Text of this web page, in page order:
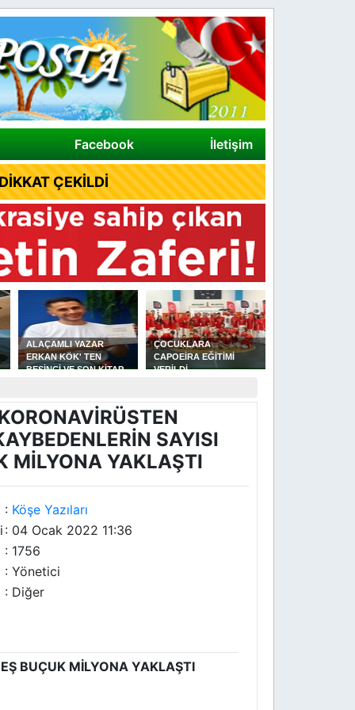
Facebook İletişim
ÇEKİLDİ
ALAÇAMLI YAZAR
ERKAN KÖK' TEN
BEŞİNCİ VE SON KİTAP
ÇOCUKLARA
CAPOEİRA EĞİTİMİ
VERİLDİ
SAYISI
MİLYONA YAKLAŞTI
: Köşe Yazıları
: 04 Ocak 2022 11:36
: 1756
: Yönetici
: Diğer
BUÇUK MİLYONA YAKLAŞTI